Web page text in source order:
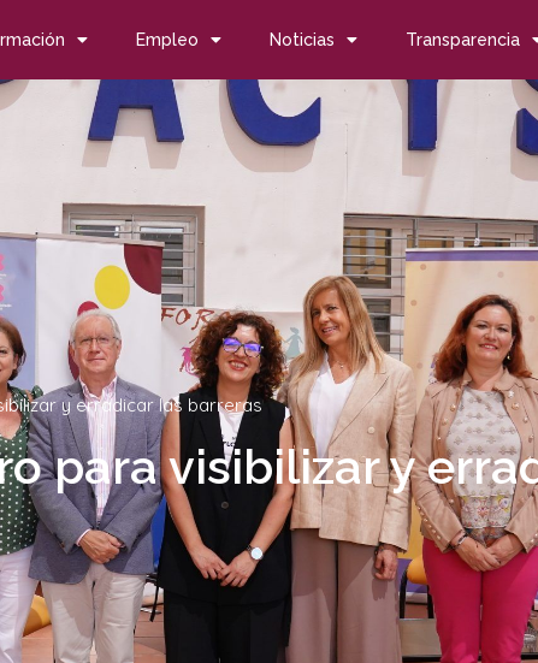
Empleo Noticias Transparencia
y erradicar las barreras
para visibilizar y